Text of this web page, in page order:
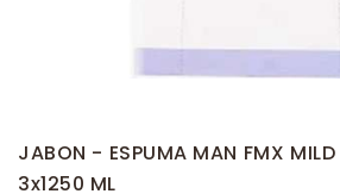
JABON - ESPUMA MAN FMX
3x1250 ML